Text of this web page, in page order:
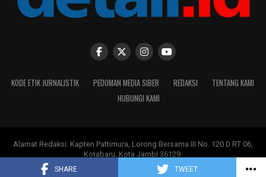
SHARE TWEET
KODE ETIK JURNALISTIK PEDOMAN MEDIA SIBER REDAKSI
TENTANG KAMI
HUBUNGI KAMI
Alamat Redaksi: Kapten Pattimura, Lorong Bersama III No. 120 D RT 06,
Kotabaru, Kota Jambi 36129.
Copyright ©
PT Moksha Multi Media